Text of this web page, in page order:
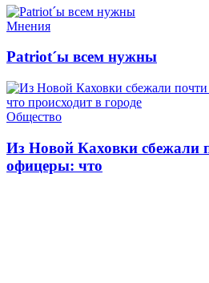
Мнения
Patriot´ы всем нужны
Общество
Из Новой Каховки сбежали
офицеры: что